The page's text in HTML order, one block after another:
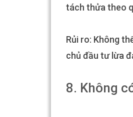
tách thửa theo
Rủi ro: Không
chủ đầu tư lừa
8. Không